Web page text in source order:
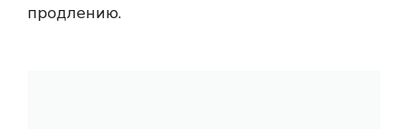
продлению.